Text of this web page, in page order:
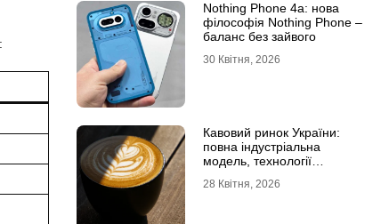
Nothing Phone 4a: нова
філософія Nothing Phone –
баланс без зайвого
30 Квітня, 2026
Кавовий ринок України:
повна індустріальна
модель, технології
споживчі тренди
28 Квітня, 2026